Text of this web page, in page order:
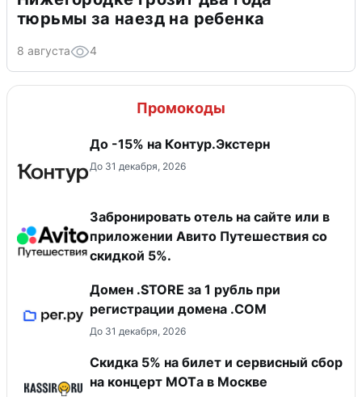
тюрьмы за наезд на ребенка
8 августа 4
Промокоды
До -15% на Контур.Экстерн
До 31 декабря, 2026
Забронировать отель на сайте или в
приложении Авито Путешествия со
скидкой 5%.
Домен .STORE за 1 рубль при
регистрации домена .COM
До 31 декабря, 2026
Скидка 5% на билет и сервисный сбор
на концерт MOTа в Москве